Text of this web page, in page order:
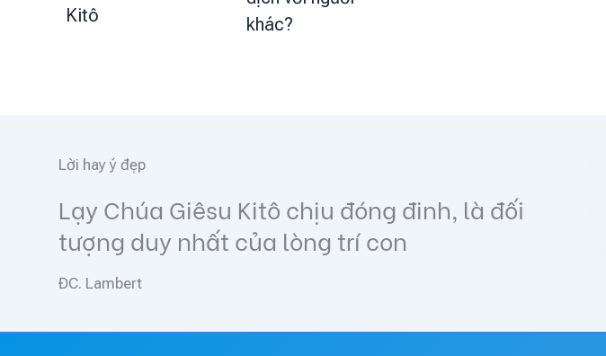
Kitô
khác?
Lời hay ý đẹp
Go and make disciples of all nations
(Mt 28, 19)